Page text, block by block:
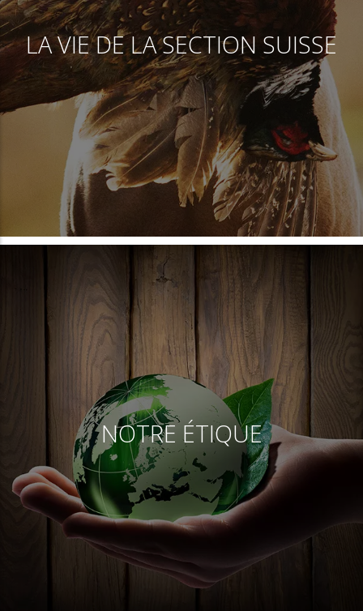
LA VIE DE LA SECTION SUISSE
NOTRE ÉTIQUE